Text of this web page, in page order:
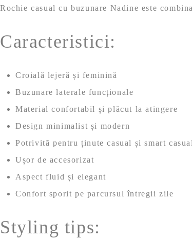
Rochie casual cu buzunare Nadine este
Caracteristici:
Croială lejeră și feminină
Buzunare laterale funcționale
Material confortabil și plăcut la atingere
Design minimalist și modern
Potrivită pentru ținute casual și smart casual
Ușor de accesorizat
Aspect fluid și elegant
Confort sporit pe parcursul întregii zile
Styling tips: